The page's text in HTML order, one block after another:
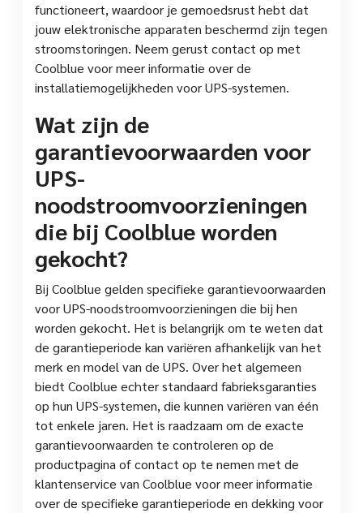
functioneert, waardoor je gemoedsrust hebt dat
jouw elektronische apparaten beschermd zijn tegen
stroomstoringen. Neem gerust contact op met
Coolblue voor meer informatie over de
installatiemogelijkheden voor UPS-systemen.
Wat zijn de
garantievoorwaarden voor
UPS-
noodstroomvoorzieningen
die bij Coolblue worden
gekocht?
Bij Coolblue gelden specifieke garantievoorwaarden
voor UPS-noodstroomvoorzieningen die bij hen
worden gekocht. Het is belangrijk om te weten dat
de garantieperiode kan variëren afhankelijk van het
merk en model van de UPS. Over het algemeen
biedt Coolblue echter standaard fabrieksgaranties
op hun UPS-systemen, die kunnen variëren van één
tot enkele jaren. Het is raadzaam om de exacte
garantievoorwaarden te controleren op de
productpagina of contact op te nemen met de
klantenservice van Coolblue voor meer informatie
over de specifieke garantieperiode en dekking voor